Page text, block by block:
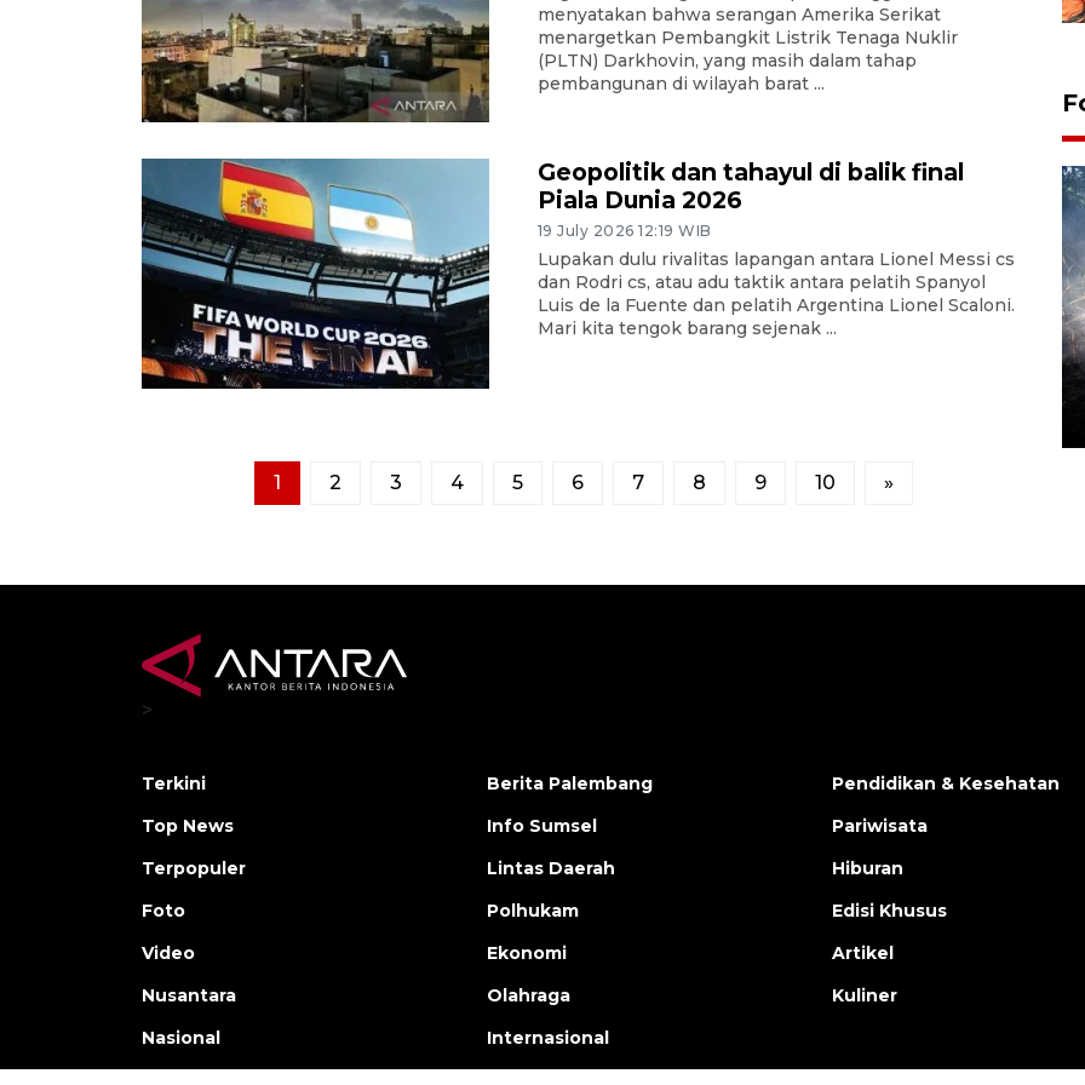
menyatakan bahwa serangan Amerika Serikat
menargetkan Pembangkit Listrik Tenaga Nuklir
(PLTN) Darkhovin, yang masih dalam tahap
pembangunan di wilayah barat ...
Geopolitik dan tahayul di balik final
Piala Dunia 2026
19 July 2026 12:19 WIB
Lupakan dulu rivalitas lapangan antara Lionel Messi cs
dan Rodri cs, atau adu taktik antara pelatih Spanyol
Luis de la Fuente dan pelatih Argentina Lionel Scaloni.
Mari kita tengok barang sejenak ...
1 2 3 4 5 6 7 8 9 10 »
>
Terkini
Top News
Terpopuler
Foto
Video
Nusantara
Nasional
Berita Palembang
Info Sumsel
Lintas Daerah
Polhukam
Ekonomi
Olahraga
Internasional
Pendidikan & Kesehatan
Pariwisata
Hiburan
Edisi Khusus
Artikel
Kuliner